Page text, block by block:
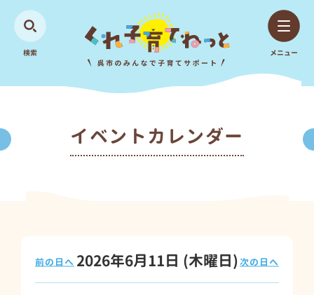
検索 メニュー
イベントカレンダー
2026年6月11日 (木曜日)
前の日へ 次の日へ